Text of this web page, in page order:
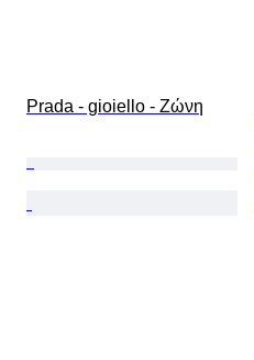
Prada - gioiello - Ζώνη